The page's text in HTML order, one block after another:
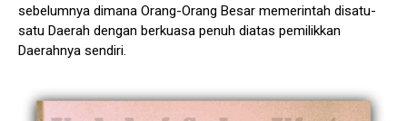
sebelumnya dimana Orang-Orang Besar memerintah disatu-
satu Daerah dengan berkuasa penuh diatas pemilikkan
Daerahnya sendiri.